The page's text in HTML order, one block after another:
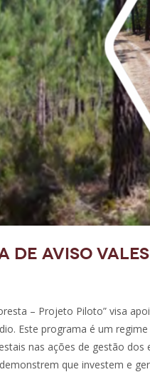
de aviso
– Projeto Piloto” visa
Este programa é um
nas ações de gestão
que investem e